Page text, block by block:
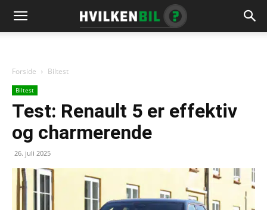
Forside Biltest
Biltest
Test: Renault 5 er effektiv
og charmerende
26. juli 2025